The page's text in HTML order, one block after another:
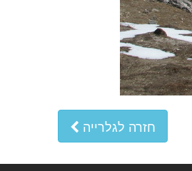
חזרה לגלרייה